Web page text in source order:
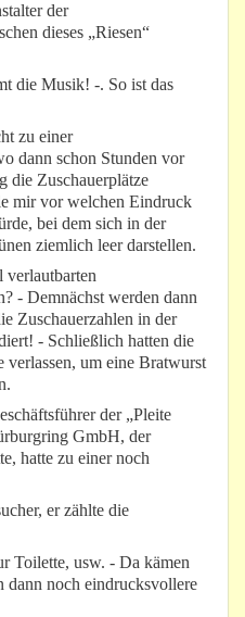
der
dieses „Riesen“
die Musik! -. So ist das
zu einer
dann schon Stunden vor
die Zuschauerplätze
mir vor welchen Eindruck
bei dem sich in der
ziemlich leer darstellen.
- Demnächst werden dann
Zuschauerzahlen in der
- Schließlich hatten die
verlassen, um eine Bratwurst
der „Pleite
GmbH, der
hatte zu einer noch
er zählte die
Toilette, usw. - Da kämen
dann noch eindrucksvollere